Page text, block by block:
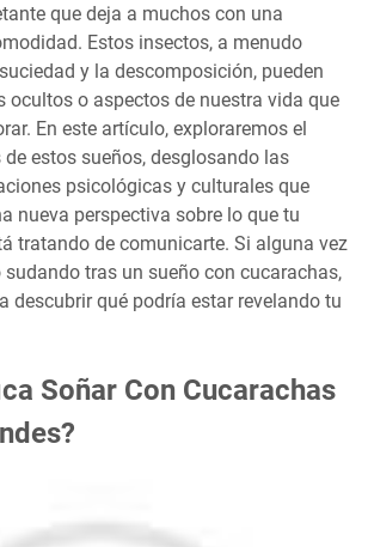
que deja a muchos con una
Estos insectos, a menudo
y la descomposición, pueden
ocultos o aspectos de nuestra vida que
En este artículo, exploraremos el
estos sueños, desglosando las
psicológicas y culturales que
nueva perspectiva sobre lo que tu
tratando de comunicarte. Si alguna vez
tras un sueño con cucarachas,
descubrir qué podría estar revelando tu
Soñar Con Cucarachas